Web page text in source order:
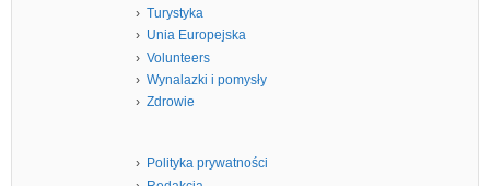
Turystyka
Unia Europejska
Volunteers
Wynalazki i pomysły
Zdrowie
Polityka prywatności